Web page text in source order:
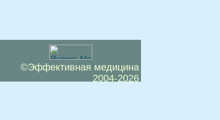
©Эффективная медицина
2004-2026